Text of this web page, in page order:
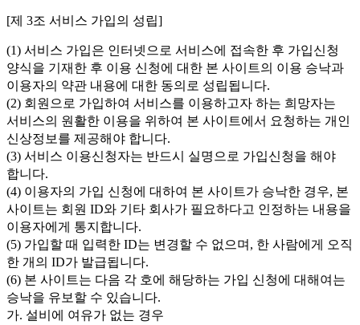
[제 3조 서비스 가입의 성립]
(1) 서비스 가입은 인터넷으로 서비스에 접속한 후 가입신청
양식을 기재한 후 이용 신청에 대한 본 사이트의 이용 승낙과
이용자의 약관 내용에 대한 동의로 성립됩니다.
(2) 회원으로 가입하여 서비스를 이용하고자 하는 희망자는
서비스의 원활한 이용을 위하여 본 사이트에서 요청하는 개인
신상정보를 제공해야 합니다.
(3) 서비스 이용신청자는 반드시 실명으로 가입신청을 해야
합니다.
(4) 이용자의 가입 신청에 대하여 본 사이트가 승낙한 경우, 본
사이트는 회원 ID와 기타 회사가 필요하다고 인정하는 내용을
이용자에게 통지합니다.
(5) 가입할 때 입력한 ID는 변경할 수 없으며, 한 사람에게 오직
한 개의 ID가 발급됩니다.
(6) 본 사이트는 다음 각 호에 해당하는 가입 신청에 대해여는
승낙을 유보할 수 있습니다.
가. 설비에 여유가 없는 경우